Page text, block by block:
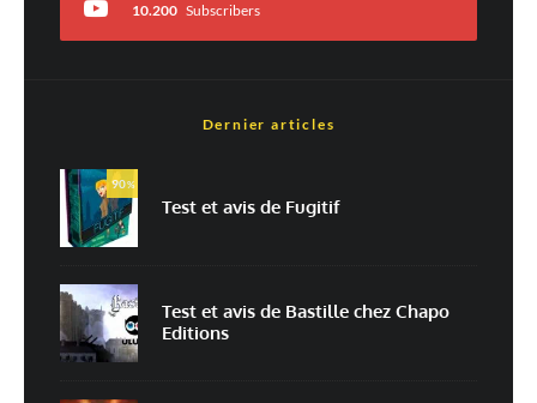
*
Enregistrer mon nom, mon e-mail et mon site dans le navigateur pour
mon prochain commentaire.
10.200 Subscribers
Dernier articles
90%
Test et avis de Fugitif
Test et avis de Bastille chez Chapo
Editions